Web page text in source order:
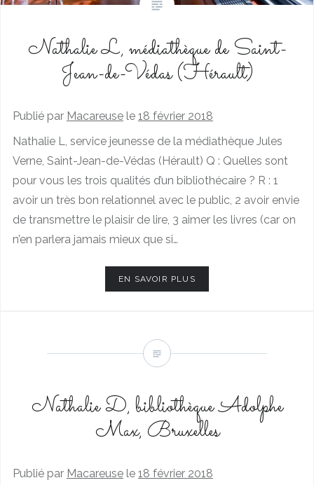
Nathalie L, médiathèque de Saint-
Jean-de-Védas (Hérault)
Publié par Macareusele 18 février 2018
Nathalie L, service jeunesse de la médiathèque Jules
Verne, Saint-Jean-de-Védas (Hérault) Q : Quelles sont
pour vous les trois qualités d’un bibliothécaire ? R : 1
avoir un très bon relationnel avec le public, 2 avoir envie
de transmettre le plaisir de lire, 3 aimer les livres (car on
n’en parlera jamais mieux que si…
EN SAVOIR PLUS
Nathalie D, bibliothèque Adolphe
Max, Bruxelles
Publié par Macareusele 18 février 2018